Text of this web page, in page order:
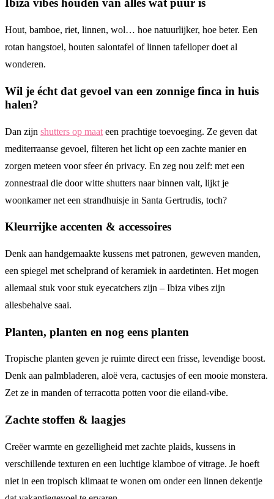
Ibiza vibes houden van alles wat puur is
Hout, bamboe, riet, linnen, wol… hoe natuurlijker, hoe beter. Een
rotan hangstoel, houten salontafel of linnen tafelloper doet al
wonderen.
Wil je écht dat gevoel van een zonnige finca in huis
halen?
Dan zijn shutters op maat een prachtige toevoeging. Ze geven dat
mediterraanse gevoel, filteren het licht op een zachte manier en
zorgen meteen voor sfeer én privacy. En zeg nou zelf: met een
zonnestraal die door witte shutters naar binnen valt, lijkt je
woonkamer net een strandhuisje in Santa Gertrudis, toch?
Kleurrijke accenten & accessoires
Denk aan handgemaakte kussens met patronen, geweven manden,
een spiegel met schelprand of keramiek in aardetinten. Het mogen
allemaal stuk voor stuk eyecatchers zijn – Ibiza vibes zijn
allesbehalve saai.
Planten, planten en nog eens planten
Tropische planten geven je ruimte direct een frisse, levendige boost.
Denk aan palmbladeren, aloë vera, cactusjes of een mooie monstera.
Zet ze in manden of terracotta potten voor die eiland-vibe.
Zachte stoffen & laagjes
Creëer warmte en gezelligheid met zachte plaids, kussens in
verschillende texturen en een luchtige klamboe of vitrage. Je hoeft
niet in een tropisch klimaat te wonen om onder een linnen dekentje